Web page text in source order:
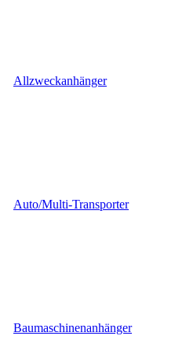
Allzweckanhänger
Auto/Multi-Transporter
Baumaschinenanhänger